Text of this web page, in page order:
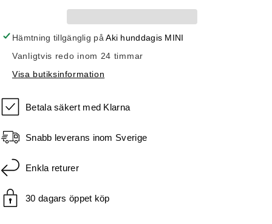
Effileringssax
BÖJD
tum
52-
MOCNO
Effileringssax
BÖJD
tum
52-
Hämtning tillgänglig påAki hunddagis MINI
Vanligtvis redo inom 24 timmar
Visa butiksinformation
Betala säkert med Klarna
Snabb leverans inom Sverige
Enkla returer
30 dagars öppet köp